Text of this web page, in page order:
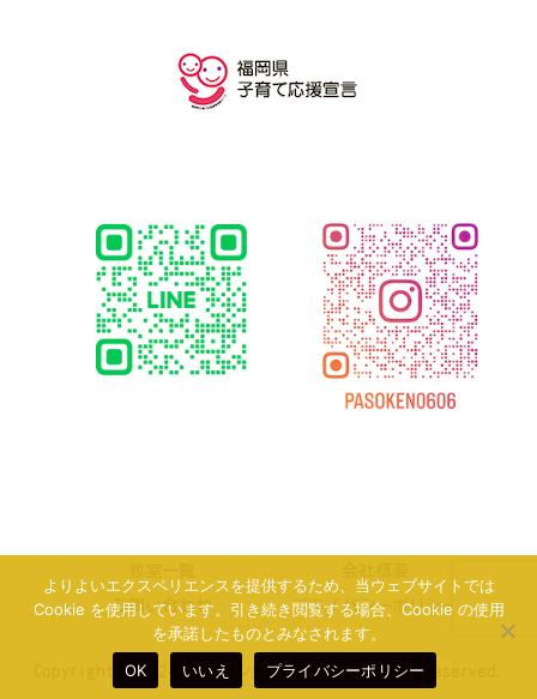
お問い合わせ プライバシーポリシー
Copyright © 2024 パソコン県民講座 All Rights Reserved.
よりよいエクスペリエンスを提供するため、当ウェブサイトでは
Cookie を使用しています。引き続き閲覧する場合、Cookie の使用
を承諾したものとみなされます。
OK
いいえ プライバシーポリシー